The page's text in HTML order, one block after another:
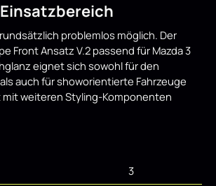
problemlos möglich. Der
Front Ansatz V.2 passend für Mazda 3
eignet sich sowohl für den
auch für showorientierte Fahrzeuge
weiteren Styling-Komponenten
3